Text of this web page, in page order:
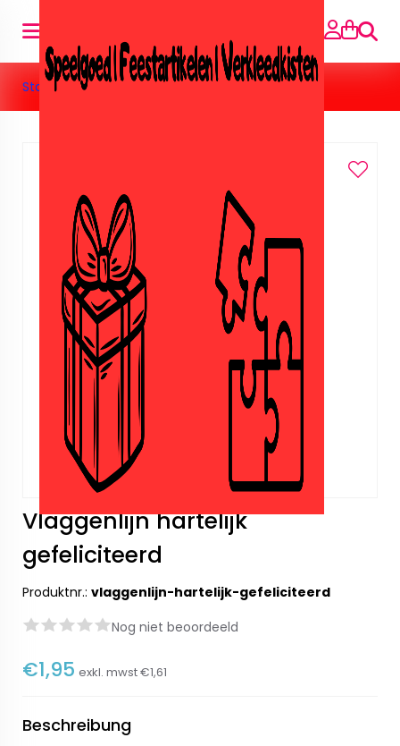
Suche
Startseite» Vlaggenlijn hartelijk gefeliciteerd
Vlaggenlijn hartelijk
gefeliciteerd
Produktnr.: vlaggenlijn-hartelijk-gefeliciteerd
Nog niet beoordeeld
€1,95 exkl. mwst€1,61
Beschreibung